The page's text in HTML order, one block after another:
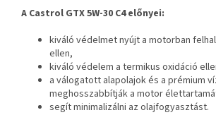
A Castrol GTX 5W-30 C4 előnyei:
kiváló védelmet nyújt a motorban
ellen,
kiváló védelem a termikus oxidáció
a válogatott alapolajok és a prémium
meghosszabbítják a motor
segít minimalizálni az olajfogyasztást.